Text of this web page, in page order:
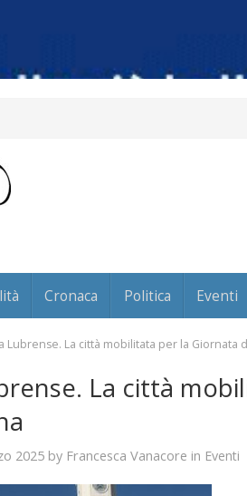
Cronaca Politica Eventi
Lubrense. La città mobilitata per la Giornata
La città
2025 by Francesca Vanacore in Eventi